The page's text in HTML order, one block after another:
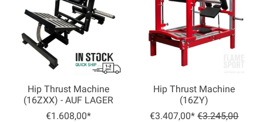
Hip Thrust Machine
(16ZXX) - AUF LAGER
€1.608,00*
Hip Thrust Machine
(16ZY)
€3.407,00* €3.245,00